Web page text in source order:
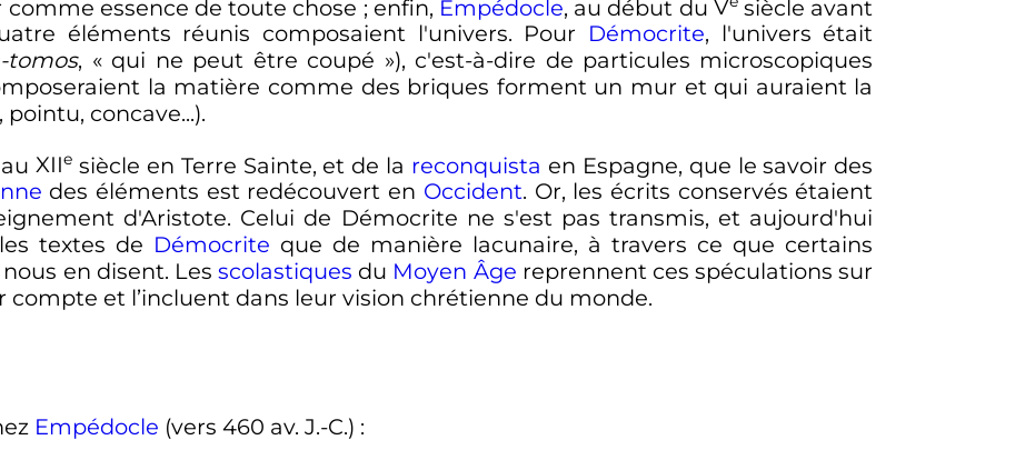
essence de toute chose ; enfin, Empédocle, au début du V siècle avant
éléments réunis composaient l'univers. Pour Démocrite, l'univers était
tomos, « qui ne peut être coupé »), c'est-à-dire de particules microscopiques
la matière comme des briques forment un mur et qui auraient la
concave...).
XIIe siècle en Terre Sainte, et de la reconquista en Espagne, que le savoir des
des éléments est redécouvert en Occident. Or, les écrits conservés étaient
d'Aristote. Celui de Démocrite ne s'est pas transmis, et aujourd'hui
textes de Démocrite que de manière lacunaire, à travers ce que certains
nous en disent. Lesscolastiques du Moyen Âge reprennent ces spéculations sur
et l’incluent dans leur vision chrétienne du monde.
Empédocle (vers 460 av. J.-C.) :